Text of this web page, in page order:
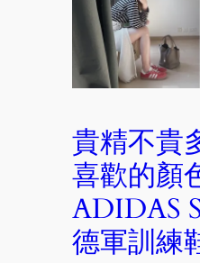
貴精不貴
喜歡的顏
ADIDAS
德軍訓練